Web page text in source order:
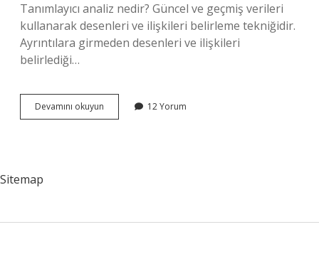
Tanımlayıcı analiz nedir? Güncel ve geçmiş verileri
kullanarak desenleri ve ilişkileri belirleme tekniğidir.
Ayrıntılara girmeden desenleri ve ilişkileri
belirlediği…
Devamını okuyun Tanımsal
Istatistik
12 Yorum
Sitemap